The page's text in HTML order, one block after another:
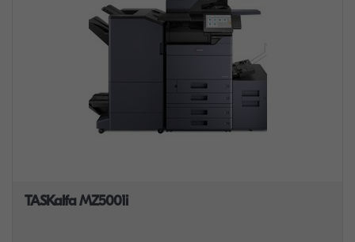
TASKalfa MZ5001i